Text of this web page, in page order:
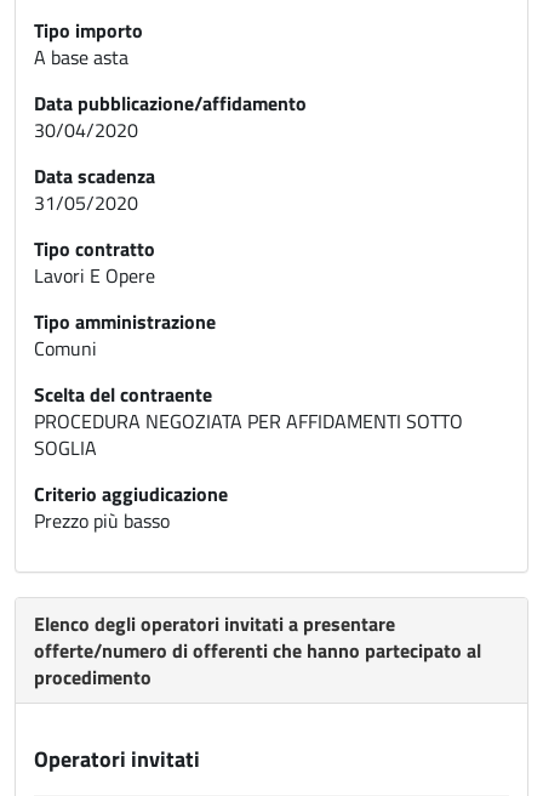
Tipo importo
A base asta
Data pubblicazione/affidamento
30/04/2020
Data scadenza
31/05/2020
Tipo contratto
Lavori E Opere
Tipo amministrazione
Comuni
Scelta del contraente
PROCEDURA NEGOZIATA PER AFFIDAMENTI SOTTO
SOGLIA
Criterio aggiudicazione
Prezzo più basso
Elenco degli operatori invitati a presentare
offerte/numero di offerenti che hanno partecipato al
procedimento
Operatori invitati